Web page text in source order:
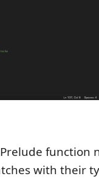
function
with their